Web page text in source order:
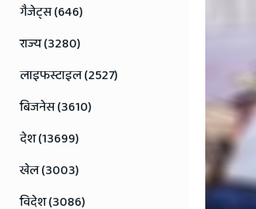
गैजेट्स (646)
राज्य (3280)
लाइफस्टाइल (2527)
बिजनेस (3610)
देश (13699)
खेल (3003)
विदेश (3086)